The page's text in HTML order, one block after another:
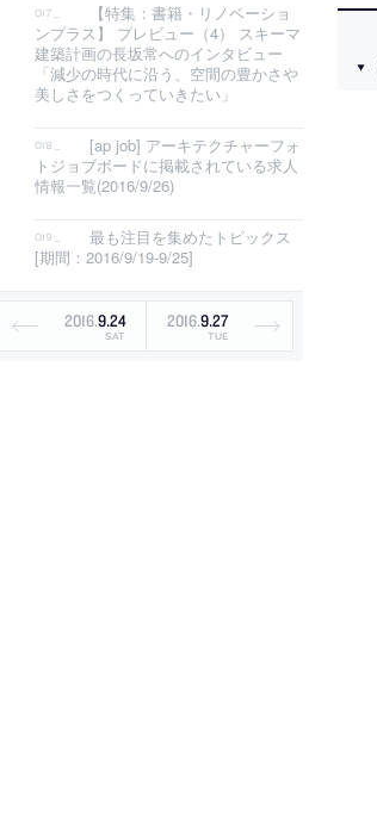
【特集：書籍・リノベーショ
ンプラス】 プレビュー（4） スキーマ
建築計画の長坂常へのインタビュー
「減少の時代に沿う、空間の豊かさや
美しさをつくっていきたい」
[ap job] アーキテクチャーフォ
トジョブボードに掲載されている求人
情報一覧(2016/9/26)
最も注目を集めたトピックス
[期間：2016/9/19-9/25]
2016.9.24
SAT
2016.9.27
TUE